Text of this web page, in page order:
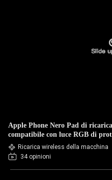
Apple Phone Nero Pad di
compatibile con luce RGB di
Ricarica wireless della macchina
34 opinioni